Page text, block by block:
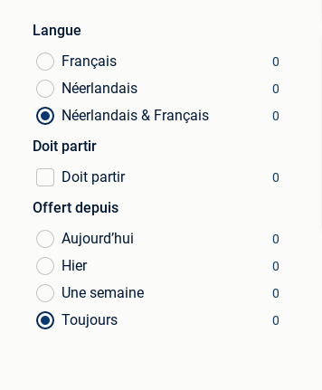
Langue
Français
0
Néerlandais 0
Néerlandais & Français 0
Doit partir
Doit partir
0
Offert depuis
Aujourd’hui
0
Hier 0
Une semaine 0
Toujours 0